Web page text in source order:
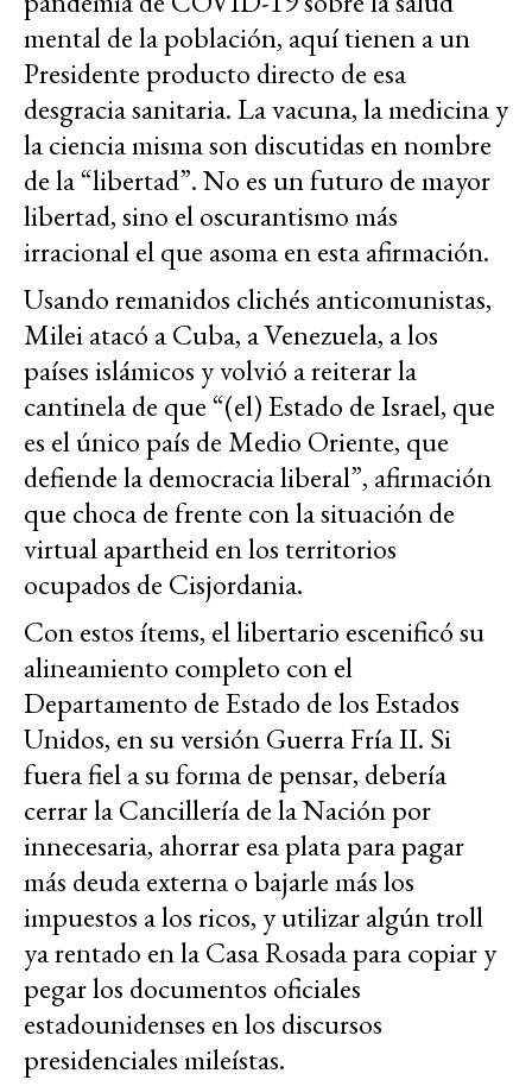
mental de la población, aquí tienen a un
Presidente producto directo de esa
desgracia sanitaria. La vacuna, la medicina y
la ciencia misma son discutidas en nombre
de la “libertad”. No es un futuro de mayor
libertad, sino el oscurantismo más
irracional el que asoma en esta afirmación.
Usando remanidos clichés anticomunistas,
Milei atacó a Cuba, a Venezuela, a los
países islámicos y volvió a reiterar la
cantinela de que “(el) Estado de Israel, que
es el único país de Medio Oriente, que
defiende la democracia liberal”, afirmación
que choca de frente con la situación de
virtual apartheid en los territorios
ocupados de Cisjordania.
Con estos ítems, el libertario escenificó su
alineamiento completo con el
Departamento de Estado de los Estados
Unidos, en su versión Guerra Fría II. Si
fuera fiel a su forma de pensar, debería
cerrar la Cancillería de la Nación por
innecesaria, ahorrar esa plata para pagar
más deuda externa o bajarle más los
impuestos a los ricos, y utilizar algún troll
ya rentado en la Casa Rosada para copiar y
pegar los documentos oficiales
estadounidenses en los discursos
presidenciales mileístas.